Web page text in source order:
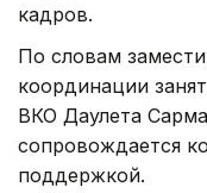
кадров.
По словам
координации
ВКО Даулета
сопровождается
поддержкой.